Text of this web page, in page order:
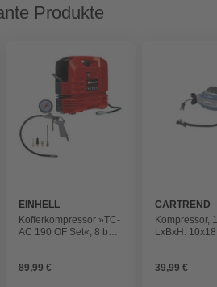
Produkte
EINHELL
Kofferkompressor »TC-
AC 190 OF Set«, 8 bar,
89,99 €
CARTREND
Kompressor,
LxBxH:
39,99 €